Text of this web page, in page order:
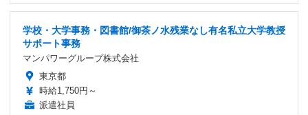
学校・大学事務・図書館/御茶ノ水残業なし有名私立大学教授
サポート事務
マンパワーグループ株式会社
東京都
時給1,750円～
派遣社員